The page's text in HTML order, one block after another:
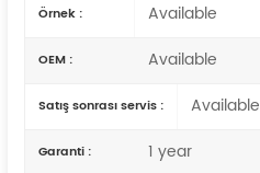
Örnek : Available
OEM : Available
Satış sonrası servis : Available
Garanti : 1 year